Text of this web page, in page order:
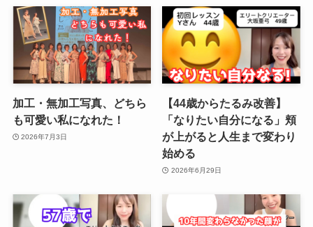
加工・無加工写真、どちら
も可愛い私になれた！
2026年7月3日
【44歳からたるみ改善】
「なりたい自分になる」頬
が上がると人生まで変わり
始める
2026年6月29日